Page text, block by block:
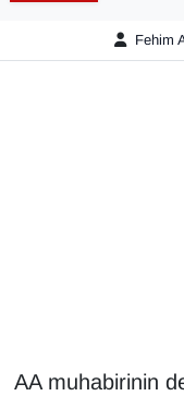
Fehim
AA muhabirinin
En çok